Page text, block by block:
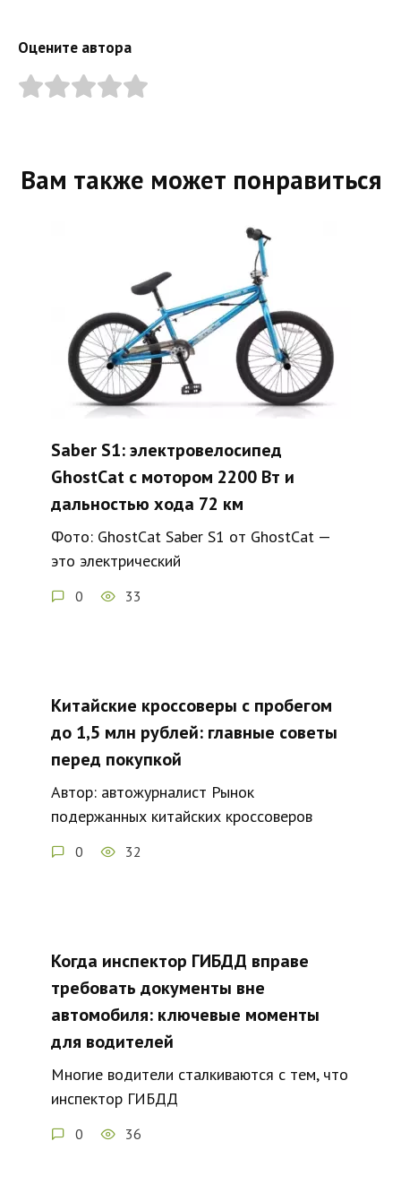
Оцените автора
Вам также может понравиться
Saber S1: электровелосипед
GhostCat с мотором 2200 Вт и
дальностью хода 72 км
Фото: GhostCat Saber S1 от GhostCat —
это электрический
0 33
Китайские кроссоверы с пробегом
до 1,5 млн рублей: главные советы
перед покупкой
Автор: автожурналист Рынок
подержанных китайских кроссоверов
0 32
Когда инспектор ГИБДД вправе
требовать документы вне
автомобиля: ключевые моменты
для водителей
Многие водители сталкиваются с тем, что
инспектор ГИБДД
0 36